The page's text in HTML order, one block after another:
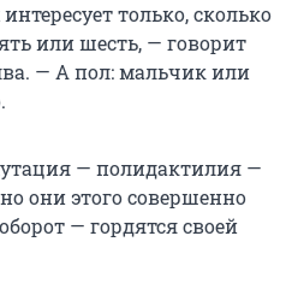
только, сколько
или шесть, — говорит
— А пол: мальчик или
— полидактилия —
они этого совершенно
— гордятся своей